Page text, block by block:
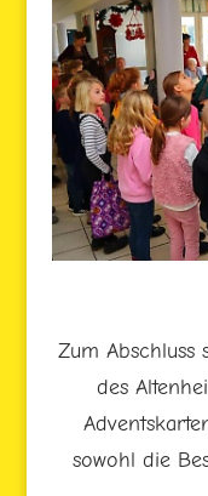
Zum Abschluss
des
sowohl die